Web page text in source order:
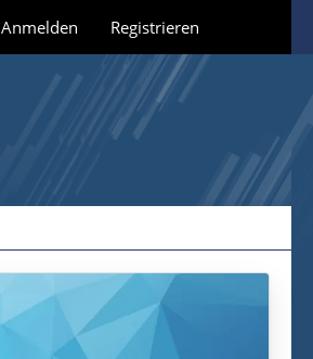
Anmelden Registrieren